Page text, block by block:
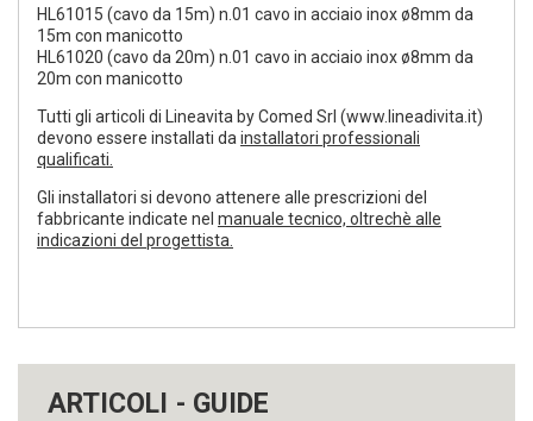
HL61015 (cavo da 15m) n.01 cavo in acciaio inox ø8mm da
15m con manicotto
HL61020 (cavo da 20m) n.01 cavo in acciaio inox ø8mm da
20m con manicotto
Tutti gli articoli di Lineavita by Comed Srl (www.lineadivita.it)
devono essere installati da installatori professionali
qualificati.
Gli installatori si devono attenere alle prescrizioni del
fabbricante indicate nel manuale tecnico, oltrechè alle
indicazioni del progettista.
ARTICOLI - GUIDE